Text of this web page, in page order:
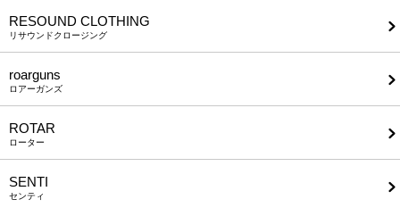
RESOUND CLOTHING
リサウンドクロージング
roarguns
ロアーガンズ
ROTAR
ローター
SENTI
センティ